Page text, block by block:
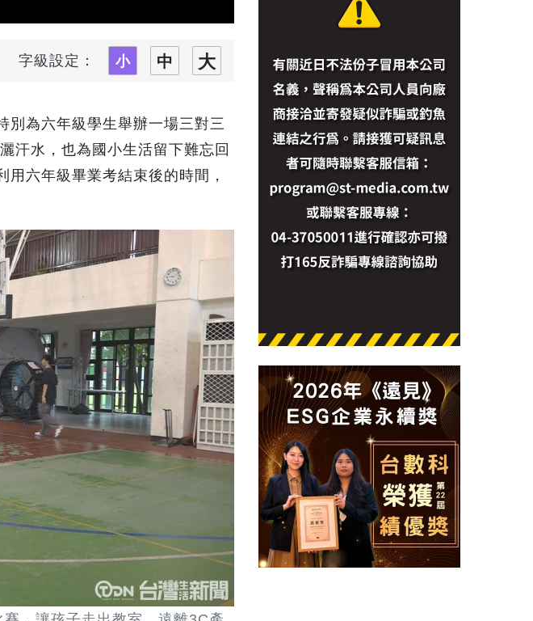
字級設定：
別為六年級學生舉辦一場三對三
汗水，也為國小生活留下難忘回
六年級畢業考結束後的時間，